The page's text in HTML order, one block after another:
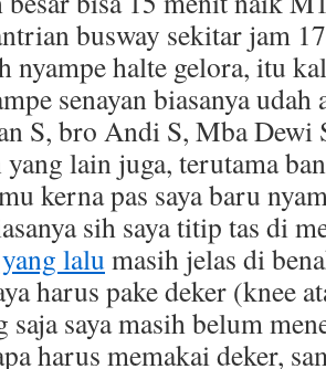
busway sekitar jam
nyampe halte gelora, itu
senayan biasanya
S, bro Andi S, Mba Dewi
lain juga, terutama
kerna pas saya baru
sih saya titip tas di
lalu masih jelas di
harus pake deker (knee
saja saya masih belum
harus memakai deker,